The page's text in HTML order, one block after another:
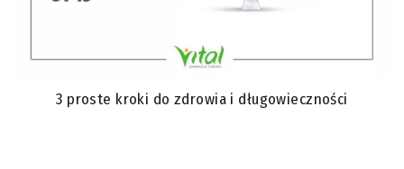
3 proste kroki do zdrowia i długowieczności